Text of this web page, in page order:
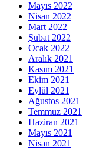
Mayıs 2022
Nisan 2022
Mart 2022
Şubat 2022
Ocak 2022
Aralık 2021
Kasım 2021
Ekim 2021
Eylül 2021
Ağustos 2021
Temmuz 2021
Haziran 2021
Mayıs 2021
Nisan 2021